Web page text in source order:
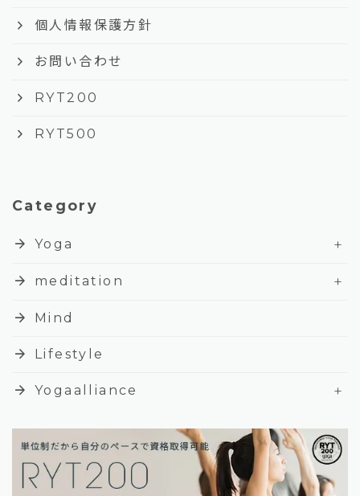
keyboard_arrow_right 個人情報保護方針
keyboard_arrow_right お問い合わせ
keyboard_arrow_right RYT200
keyboard_arrow_right RYT500
Category
arrow_forward Yoga
+
arrow_forward
meditation
+
arrow_forward
Mind
arrow_forward Lifestyle
arrow_forward Yogaalliance +